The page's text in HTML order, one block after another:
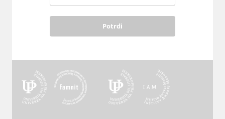
Potrdi